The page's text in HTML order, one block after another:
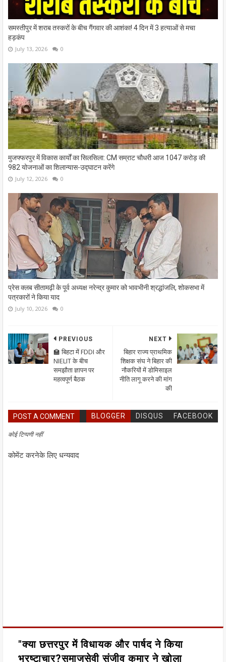
समस्तीपुर में शराब तस्करों के बीच गैंगवार की आशंका! 4 दिन में 3 हत्याओं से मचा
हड़कंप
July 13, 2026 0
मुजफ्फरपुर में विकास कार्यों का सिलसिला: CM सम्राट चौधरी आज 1047 करोड़ की
982 योजनाओं का शिलान्यास-उद्घाटन करेंगे
July 12, 2026 0
प्रेस क्लब सीतामढ़ी के पूर्व अध्यक्ष नरेन्द्र कुमार को भावभीनी श्रद्धांजलि, शोकसभा में
पत्रकारों ने किया याद
July 10, 2026 0
NEXT
बिहार राज्य प्राथमिक
शिक्षक संघ ने बिहार की
नौकरियों में डोमिसाइल
नीति लागू करने की मांग
की
PREVIOUS
🏫 बिहटा में FDDI और
NIELIT के बीच
समझौता ज्ञापन पर
महत्वपूर्ण बैठक
POST A COMMENT BLOGGER DISQUS FACEBOOK
कोई टिप्पणी नहीं
कोमेंट करनेके लिए धन्यवाद
"क्या छत्तरपुर में विधायक और पार्षद ने किया
भ्रष्टाचार?समाजसेवी संजीव कुमार ने खोला